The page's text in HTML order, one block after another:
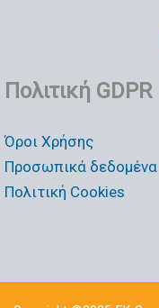
Πολιτική GDPR
Όροι Χρήσης
Προσωπικά δεδομένα
Πολιτική Cookies